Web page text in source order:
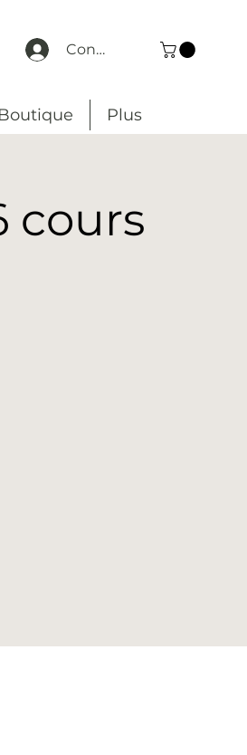
Connexion
Boutique Plus
cours